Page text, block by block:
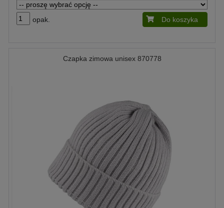
opak. Do koszyka
Czapka zimowa unisex 870778